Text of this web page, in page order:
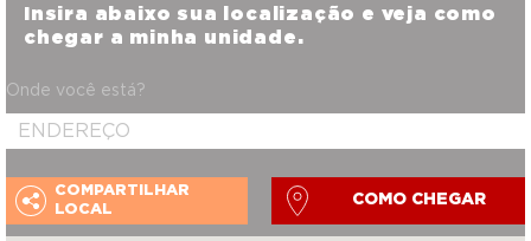
Insira abaixo sua localização e veja como
chegar a minha unidade.
Onde você está?
COMPARTILHAR
LOCAL
COMO CHEGAR